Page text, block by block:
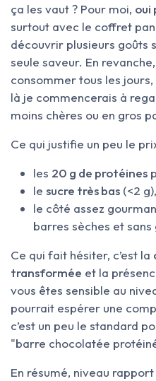
ça les vaut ? Pour moi, oui
surtout avec le coffret
découvrir plusieurs goûts
seule saveur. En
consommer tous les
là je commencerais à
moins chères ou en gros
Ce qui justifie un peu le
les 20 g de protéines
le sucre très bas (<2 g),
le côté assez
barres sèches et sans
Ce qui fait hésiter, c’est la
transformée et la
vous êtes sensible au
pourrait espérer une
c’est un peu le standard
"barre chocolatée
En résumé, niveau